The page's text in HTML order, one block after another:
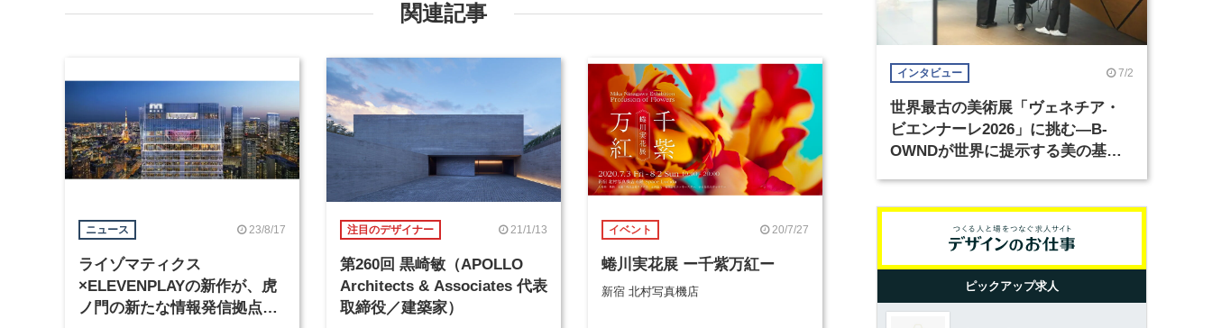
関連記事
ニュース 23/8/17
ライゾマティクス
×ELEVENPLAYの新作が、虎
ノ門の新たな情報発信拠点
注目のデザイナー 21/1/13
第260回 黒崎敏（APOLLO
Architects & Associates 代表
取締役／建築家）
イベント 20/7/27
蜷川実花展 ー千紫万紅ー
新宿 北村写真機店
インタビュー 7/2
世界最古の美術展「ヴェネチア・
ビエンナーレ2026」に挑む―B-
OWNDが世界に提示する美の基準
ピックアップ求人